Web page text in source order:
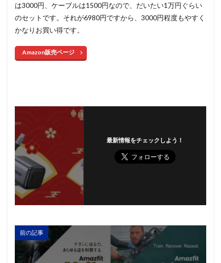
は3000円、ケーブルは1500円なので、だいたい1万円ぐらい
のセットです。それが6980円ですから、3000円程度もやすく
かなりお買い得です。
Amazon販売ページ
最新情報をチェックしよう！
前の記事